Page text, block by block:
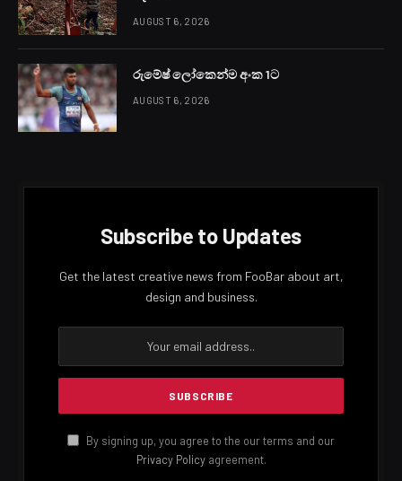
බෘවර් මහතා ප්‍රමුඛ මහතා ප්‍රමුඛ නිලධාරීන් සහ ජනාධිපති
රනිල් වික්‍රමසිංහ මහතා අතර හමුවක් කොළඹ දී
අද(26)පැවැත්වුණු අතර එහිදී මූල්‍ය අරමුදල සම්බන්ධ ඉදිරි
වැඩපිළිවෙළ සම්බන්ධයෙන් දීර්ඝ ලෙස සාකච්ඡා වී තිබේ.
තවත් කරුණු කිහිපයක් පිළිබඳ වැඩිදුර සාකච්ඡා කිරීමෙන්
බව ජනාධිපති කාර්යාලයේ ජේෂ්ඨ ප්‍රකාශකයෙක් සඳහන්
Twitter Pinterest LinkedIn
PREVIOUS ARTICLE
කැනඩා අගමැති අභූත චෝදනා
නගනවා
NEXT ARTICLE
හෙදියගේ පර් ස් එක ඉස්සූ හෙදිය
රජ ගේමක් දීලා